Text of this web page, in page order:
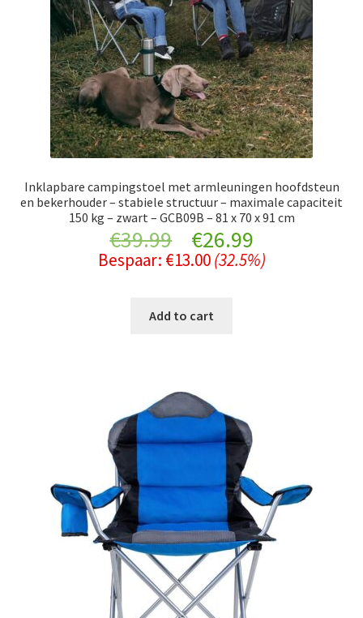
Inklapbare campingstoel met armleuningen hoofdsteun
en bekerhouder – stabiele structuur – maximale capaciteit
150 kg – zwart – GCB09B – 81 x 70 x 91 cm
€39.99
Original
price
was:
€26.99Current
price
Bespaar: €13.00 (32.5%)
Add to cart